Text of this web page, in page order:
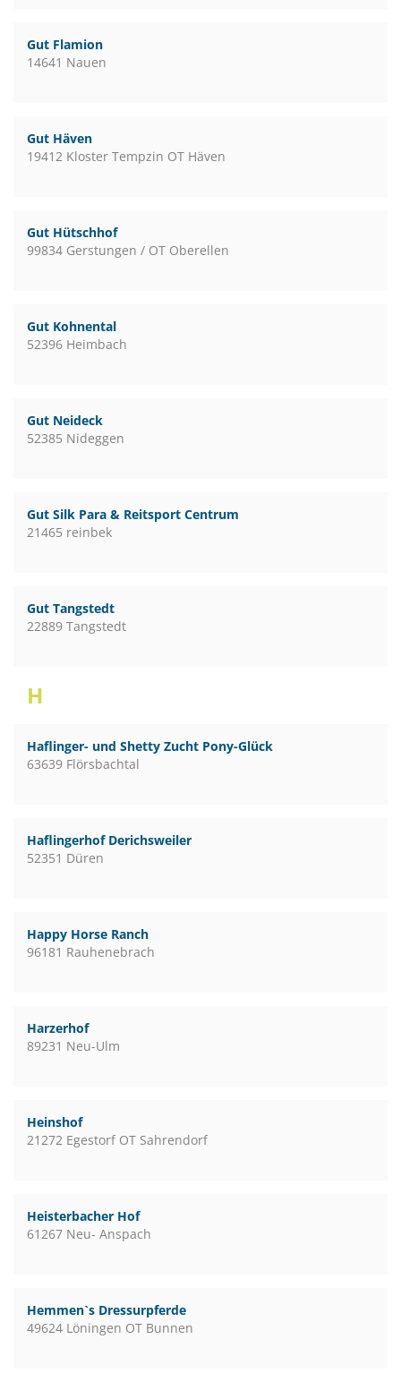
Gut Flamion
14641 Nauen
Gut Häven
19412 Kloster Tempzin OT Häven
Gut Hütschhof
99834 Gerstungen / OT Oberellen
Gut Kohnental
52396 Heimbach
Gut Neideck
52385 Nideggen
Gut Silk Para & Reitsport Centrum
21465 reinbek
Gut Tangstedt
22889 Tangstedt
H
Haflinger- und Shetty Zucht Pony-Glück
63639 Flörsbachtal
Haflingerhof Derichsweiler
52351 Düren
Happy Horse Ranch
96181 Rauhenebrach
Harzerhof
89231 Neu-Ulm
Heinshof
21272 Egestorf OT Sahrendorf
Heisterbacher Hof
61267 Neu- Anspach
Hemmen`s Dressurpferde
49624 Löningen OT Bunnen